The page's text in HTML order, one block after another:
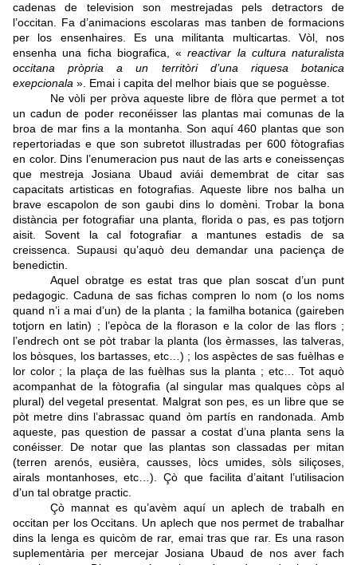
cadenas de television son mestrejadas pels detractors de
l’occitan. Fa d’animacions escolaras mas tanben de formacions
per los ensenhaires. Es una militanta multicartas. Vòl, nos
ensenha una ficha biografica, «reactivar la cultura naturalista
occitana pròpria a un territòri d’una riquesa botanica
exepcionala ». Emai i capita del melhor biais que se poguèsse.
Ne vòli per pròva aqueste libre de flòra que permet a tot
un cadun de poder reconéisser las plantas mai comunas de la
broa de mar fins a la montanha.Son aquí 460 plantas que son
repertoriadas e que son subretot illustradas per 600 fòtografias
en color. Dins l’enumeracion pus naut de las arts e coneissenças
que mestreja Josiana Ubaud aviái demembrat de citar sas
capacitats artisticas en fotografias. Aqueste libre nos balha un
brave escapolon de son gaubi dins lo domèni. Trobar la bona
distància per fotografiar una planta, florida o pas, es pas totjorn
aisit. Sovent la cal fotografiar a mantunes estadis de sa
creissenca. Supausi qu’aquò deu demandar una paciença de
benedictin.
Aquel obratge es estat tras que plan soscat d’un punt
pedagogic. Caduna de sas fichas compren lo nom (o los noms
quand n’i a mai d’un) de la planta ; la familha botanica (gaireben
totjorn en latin) ; l’epòca de la florason e la color de las flors ;
l’endrech ont se pòt trabar la planta (los èrmasses, las talveras,
los bòsques, los bartasses, etc…) ; los aspèctes de sas fuèlhas e
lor color ; la plaça de las fuèlhas sus la planta ; etc… Tot aquò
acompanhat de la fòtografia (al singular mas qualques còps al
plural) del vegetal presentat. Malgrat son pes, es un libre que se
pòt metre dins l’abrassac quand òm partís en randonada. Amb
aqueste, pas question de passar a costat d’una planta sens la
conéisser. De notar que las plantas son classadas per mitan
(terren arenós, eusièra, causses, lòcs umides, sòls siliçoses,
airals montanhoses, etc…). Çò que facilita d’aitant l’utilisacion
d’un tal obratge practic.
Çò mannat es qu’avèm aquí un aplech de trabalh en
occitan per los Occitans. Un aplech que nos permet de trabalhar
dins la lenga es quicòm de rar, emai tras que rar. Es una rason
suplementària per mercejar Josiana Ubaud de nos aver fach